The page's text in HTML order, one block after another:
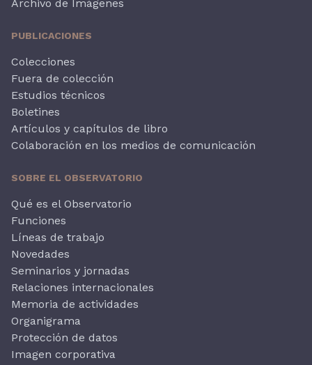
Archivo de Imágenes
PUBLICACIONES
Colecciones
Fuera de colección
Estudios técnicos
Boletines
Artículos y capítulos de libro
Colaboración en los medios de comunicación
SOBRE EL OBSERVATORIO
Qué es el Observatorio
Funciones
Líneas de trabajo
Novedades
Seminarios y jornadas
Relaciones internacionales
Memoria de actividades
Organigrama
Protección de datos
Imagen corporativa